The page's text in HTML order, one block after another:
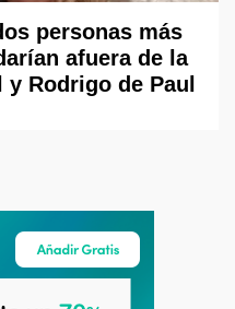
personas más
afuera de la
y Rodrigo de Paul